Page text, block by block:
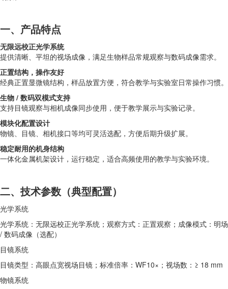
一、产品特点
无限远校正光学系统
提供清晰、平坦的视场成像，满足生物样品常规观察与数码成像需求。
正置结构，操作友好
经典正置显微镜结构，样品放置方便，符合教学与实验室日常操作习惯。
生物 / 数码双模式支持
支持目镜观察与相机成像同步使用，便于教学展示与实验记录。
模块化配置设计
物镜、目镜、相机接口等均可灵活选配，方便后期升级扩展。
稳定耐用的机身结构
一体化金属机架设计，运行稳定，适合高频使用的教学与实验环境。
二、技术参数（典型配置）
光学系统
光学系统：无限远校正光学系统；观察方式：正置观察；成像模式：明场
/ 数码成像（选配）
目镜系统
目镜类型：高眼点宽视场目镜；标准倍率：WF10×；视场数：≥ 18 mm
物镜系统